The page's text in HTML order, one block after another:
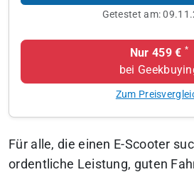
Getestet am:
Nur 459 € *
bei
Zum
Für alle, die einen E-Scooter
ordentliche Leistung, guten